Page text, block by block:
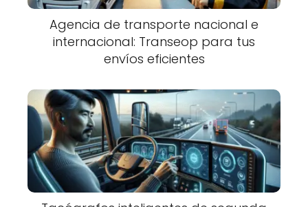
Agencia de transporte nacional e
internacional: Transeop para tus
envíos eficientes